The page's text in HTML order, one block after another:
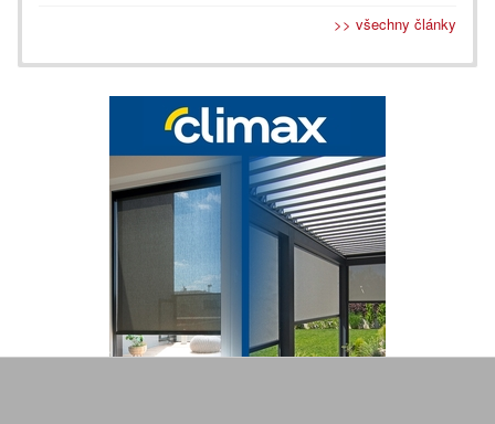
>> všechny články